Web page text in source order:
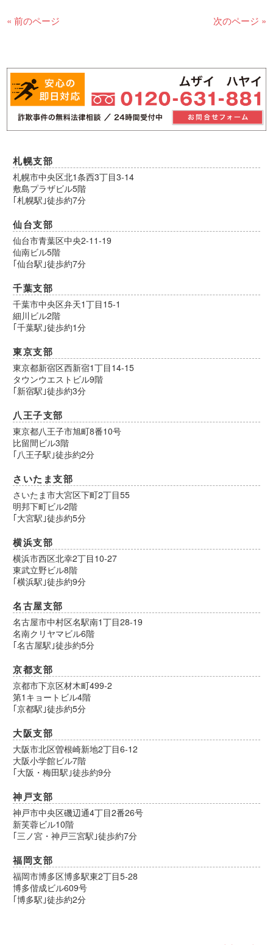
« 前のページ 次のページ »
札幌支部
札幌市中央区北1条西3丁目3-14
敷島プラザビル5階
｢札幌駅｣徒歩約7分
仙台支部
仙台市青葉区中央2-11-19
仙南ビル5階
｢仙台駅｣徒歩約7分
千葉支部
千葉市中央区弁天1丁目15-1
細川ビル2階
｢千葉駅｣徒歩約1分
東京支部
東京都新宿区西新宿1丁目14-15
タウンウエストビル9階
｢新宿駅｣徒歩約3分
八王子支部
東京都八王子市旭町8番10号
比留間ビル3階
｢八王子駅｣徒歩約2分
さいたま支部
さいたま市大宮区下町2丁目55
明邦下町ビル2階
｢大宮駅｣徒歩約5分
横浜支部
横浜市西区北幸2丁目10-27
東武立野ビル8階
｢横浜駅｣徒歩約9分
名古屋支部
名古屋市中村区名駅南1丁目28-19
名南クリヤマビル6階
｢名古屋駅｣徒歩約5分
京都支部
京都市下京区材木町499-2
第1キョートビル4階
｢京都駅｣徒歩約5分
大阪支部
大阪市北区曽根崎新地2丁目6-12
大阪小学館ビル7階
｢大阪・梅田駅｣徒歩約9分
神戸支部
神戸市中央区磯辺通4丁目2番26号
新芙蓉ビル10階
｢三ノ宮・神戸三宮駅｣徒歩約7分
福岡支部
福岡市博多区博多駅東2丁目5-28
博多偕成ビル609号
｢博多駅｣徒歩約2分